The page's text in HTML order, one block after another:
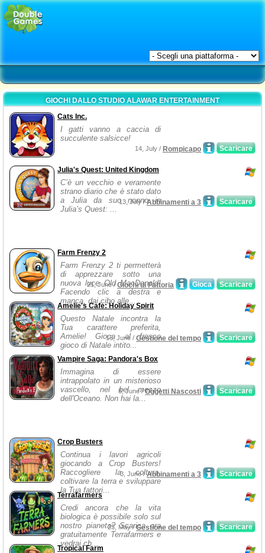
GIOCHI DALLO STUDIO ALAWAR ENTERTAINMENT
Cats Inc.
I gatti vanno a caccia di
succulente salsicce!
Scaricare
14, July / Rompicapo
Julia's Quest: United Kingdom
C’è un vecchio e veramente
strano diario che è stato dato
a Julia da suo nonno in
Julia’s Quest: ...
Scaricare
13, July /Abbinamenti a 3
Farm Frenzy 2
Farm Frenzy 2 ti permetterà
di apprezzare sotto una
nuova luce Old MacDonald!
Facendo clic a destra e
manca, dai cibo alle...
Scaricare
Gioca
21, June /Giochi di Fattoria
Amelie's Cafe: Holiday Spirit
Questo Natale incontra la
Tua carattere preferita,
Amelie! Gioca al fresco
gioco di Natale intito...
Scaricare
16, June / Gestione del tempo
Vampire Saga: Pandora's Box
Immagina di essere
intrappolato in un misterioso
vascello, nel bel mezzo
dell'Oceano. Non hai la...
Scaricare
8, June /Oggetti Nascosti
Crop Busters
Continua i lavori agricoli
giocando a Crop Busters!
Raccogliere la coltura,
coltivare la terra e sviluppare
la Tua fattori...
Scaricare
3, June /Abbinamenti a 3
Terrafarmers
Credi ancora che la vita
biologica è possibile solo sul
nostro pianeta? Scarica ora
gratuitamente Terrafarmers e
vedrai ch...
Scaricare
25, May /Gestione del tempo
Tropical Farm